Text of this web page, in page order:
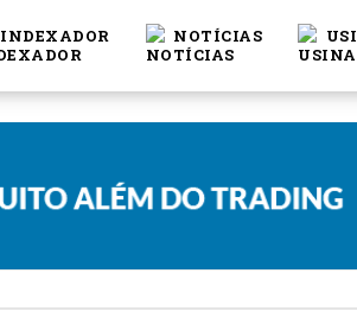
INDEXADOR NOTÍCIAS